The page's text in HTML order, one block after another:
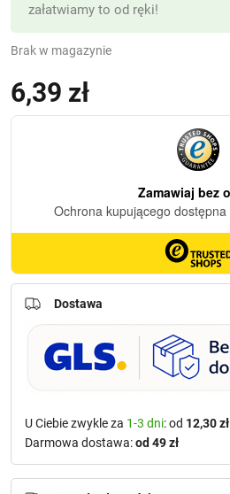
6,39 zł
Brak w magazynie
załatwiamy to od ręki!
Dostawa
U Ciebie zwykle za 1-3 dni: od 12,30 zł
Darmowa dostawa:od 49 zł